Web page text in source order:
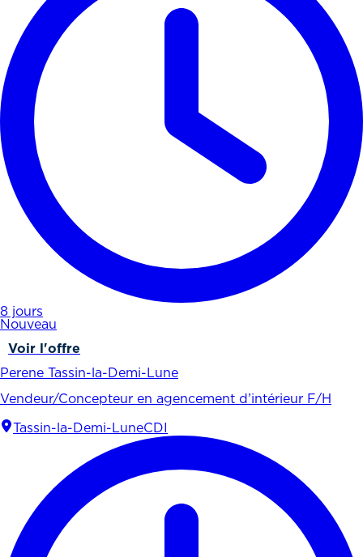
8 jours
Nouveau
Voir l'offre
Perene Tassin-la-Demi-Lune
Vendeur/Concepteur en agencement d’intérieur F/H
Tassin-la-Demi-LuneCDI